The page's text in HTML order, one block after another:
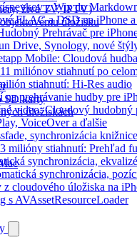
z Wix do
FLAC a DSD na iPhone
Prehrávač pre
Drive, Synology, nové
Mobile: Cloudová
miliónov stiahnutí po
stiahnutí: Hi-Res audio
na prehrávanie hudby pre
video: Cloudový hudobný
VoiceOver a ďalšie
synchronizácia
milióny stiahnutí: Prehľad
synchronizácia,
synchronizácia,
z cloudového úložiska na
s AVAssetResourceLoader
živá TV, IPTV)
úložisku
SD karty
úložiskách